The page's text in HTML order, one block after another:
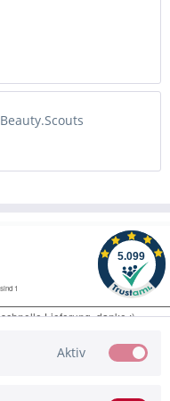
Beauty.Scouts
Aktiv